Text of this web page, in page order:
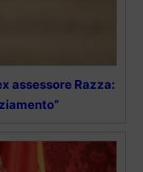
assessore Razza: